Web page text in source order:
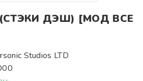
(СТЭКИ ДЭШ) [МОД ВСЕ
Studios LTD